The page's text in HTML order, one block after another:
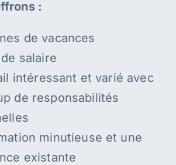
:
de vacances
salaire
intéressant et varié avec
de responsabilités
minutieuse et une
existante